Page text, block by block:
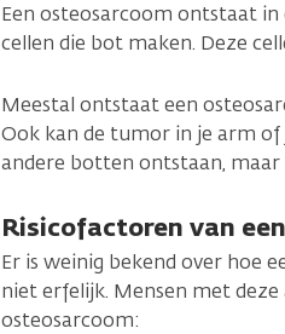
Een osteosarcoom ontstaat
cellen die bot maken. Deze
Meestal ontstaat een
Ook kan de tumor in je arm
andere botten ontstaan,
Risicofactoren van
Er is weinig bekend over hoe
niet erfelijk. Mensen met
osteosarcoom: